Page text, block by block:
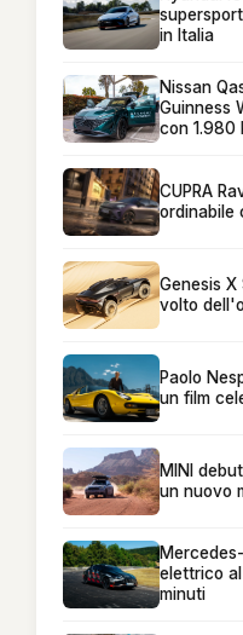
in Italia
Nissan
Guinness
con 1.980
CUPRA
ordinabile
Genesis
volto
Paolo
un film
MINI
un nuovo
elettrico
minuti